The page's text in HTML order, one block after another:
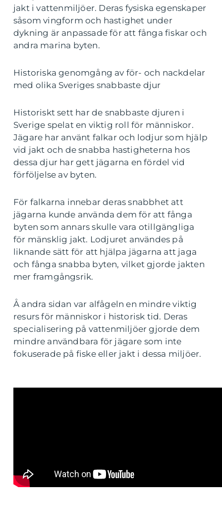
jakt i vattenmiljöer. Deras fysiska egenskaper
såsom vingform och hastighet under
dykning är anpassade för att fånga fiskar och
andra marina byten.
Historiska genomgång av för- och nackdelar
med olika Sveriges snabbaste djur
Historiskt sett har de snabbaste djuren i
Sverige spelat en viktig roll för människor.
Jägare har använt falkar och lodjur som hjälp
vid jakt och de snabba hastigheterna hos
dessa djur har gett jägarna en fördel vid
förföljelse av byten.
För falkarna innebar deras snabbhet att
jägarna kunde använda dem för att fånga
byten som annars skulle vara otillgängliga
för mänsklig jakt. Lodjuret användes på
liknande sätt för att hjälpa jägarna att jaga
och fånga snabba byten, vilket gjorde jakten
mer framgångsrik.
Å andra sidan var alfågeln en mindre viktig
resurs för människor i historisk tid. Deras
specialisering på vattenmiljöer gjorde dem
mindre användbara för jägare som inte
fokuserade på fiske eller jakt i dessa miljöer.